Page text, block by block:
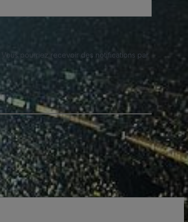
. Vous pourriez recevoir des notifications par